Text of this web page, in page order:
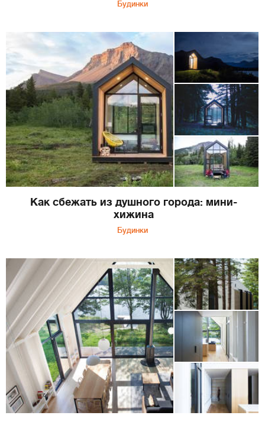
Будинки
Как сбежать из душного города: мини-
хижина
Будинки